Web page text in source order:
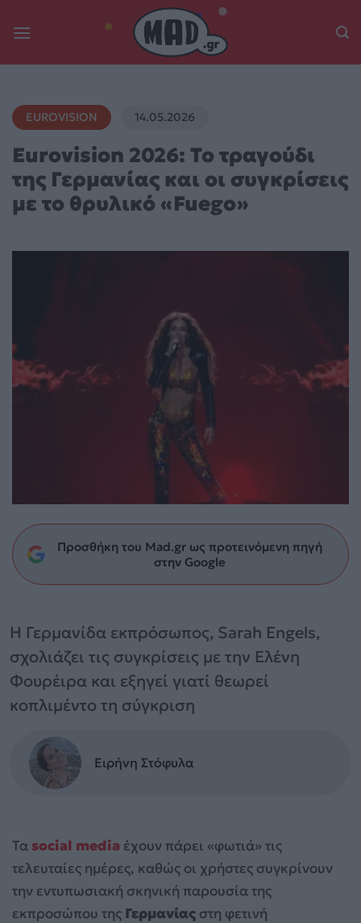
EUROVISION 14.05.2026
Eurovision 2026: Το τραγούδι
της Γερμανίας και οι συγκρίσεις
με το θρυλικό «Fuego»
Προσθήκη του Mad.gr ως προτεινόμενη πηγή
στην Google
Η Γερμανίδα εκπρόσωπος, Sarah Engels,
σχολιάζει τις συγκρίσεις με την Ελένη
Φουρέιρα και εξηγεί γιατί θεωρεί
κοπλιμέντο τη σύγκριση
Ειρήνη Στόφυλα
Τα social media έχουν πάρει «φωτιά» τις
τελευταίες ημέρες, καθώς οι χρήστες συγκρίνουν
την εντυπωσιακή σκηνική παρουσία της
εκπροσώπου της Γερμανίας στη φετινή